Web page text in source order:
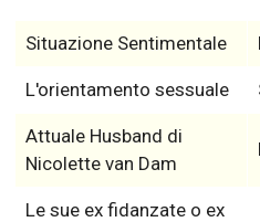
Situazione Sentimentale
L'orientamento sessuale
Attuale Husband di
Nicolette van Dam
Le sue ex fidanzate o ex